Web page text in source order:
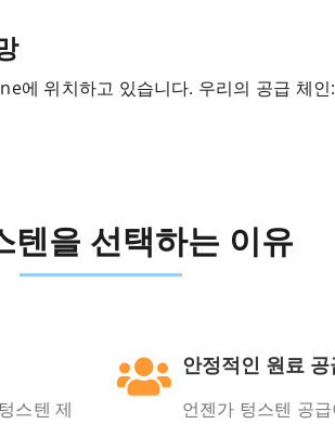
위치하고 있습니다. 우리의 공급 체
텐을 선택하는 이유
스텐 제
안정적인 원료 공
언젠가 텅스텐 공